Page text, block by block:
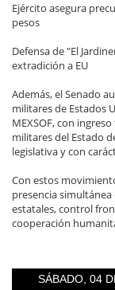
Ejército asegura
pesos
Defensa de "El
extradición a EU
Además, el Senado
militares de Estados
MEXSOF, con
militares del Estado
legislativa y con
Con estos
presencia
estatales, control
cooperación
SÁBADO, 04